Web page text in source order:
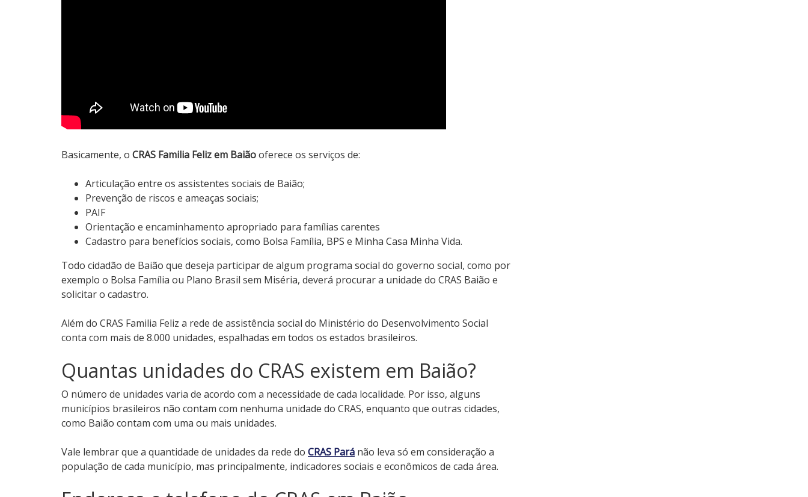
Basicamente, o CRAS Familia Feliz em Baiãooferece os serviços de:
Articulação entre os assistentes sociais de Baião;
Prevenção de riscos e ameaças sociais;
PAIF
Orientação e encaminhamento apropriado para famílias carentes
Cadastro para benefícios sociais, como Bolsa Família, BPS e Minha Casa Minha Vida.
Todo cidadão de Baião que deseja participar de algum programa social do governo social, como por
exemplo o Bolsa Família ou Plano Brasil sem Miséria, deverá procurar a unidade do CRAS Baião e
solicitar o cadastro.
Além do CRAS Familia Feliz a rede de assistência social do Ministério do Desenvolvimento Social
conta com mais de 8.000 unidades, espalhadas em todos os estados brasileiros.
Quantas unidades do CRAS existem em Baião?
O número de unidades varia de acordo com a necessidade de cada localidade. Por isso, alguns
municípios brasileiros não contam com nenhuma unidade do CRAS, enquanto que outras cidades,
como Baião contam com uma ou mais unidades.
Vale lembrar que a quantidade de unidades da rede do CRAS Pará não leva só em consideração a
população de cada município, mas principalmente, indicadores sociais e econômicos de cada área.